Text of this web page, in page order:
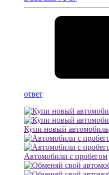
ответ
Купи новый автомобиль
Автомобили с пробегом